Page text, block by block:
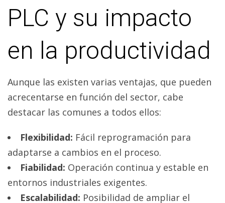
PLC y su impacto
en la productividad
Aunque las existen varias ventajas, que pueden
acrecentarse en función del sector, cabe
destacar las comunes a todos ellos:
Flexibilidad: Fácil reprogramación para
adaptarse a cambios en el proceso.
Fiabilidad: Operación continua y estable en
entornos industriales exigentes.
Escalabilidad: Posibilidad de ampliar el